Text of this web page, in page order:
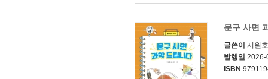
문구 사면
글쓴이 서원
발행일
ISBN